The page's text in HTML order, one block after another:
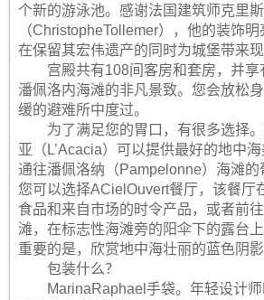
个新的游泳池。感谢法国建筑师克里
（ChristopheTollemer），他的装饰
在保留其宏伟遗产的同时为城堡带来现
宫殿共有108间客房和套房，并享
潘佩洛内海滩的非凡景致。您会放松
缓的避难所中度过。
为了满足您的胃口，有很多选择
亚（L’Acacia）可以提供最好的地中
通往潘佩洛纳（Pampelonne）海滩的
您可以选择ACielOuvert餐厅，该餐厅
食品和来自市场的时令产品，或者前
滩，在标志性海滩旁的阳伞下的露台
重要的是，欣赏地中海壮丽的蓝色阴影
包装什么？
MarinaRaphael手袋。年轻设计